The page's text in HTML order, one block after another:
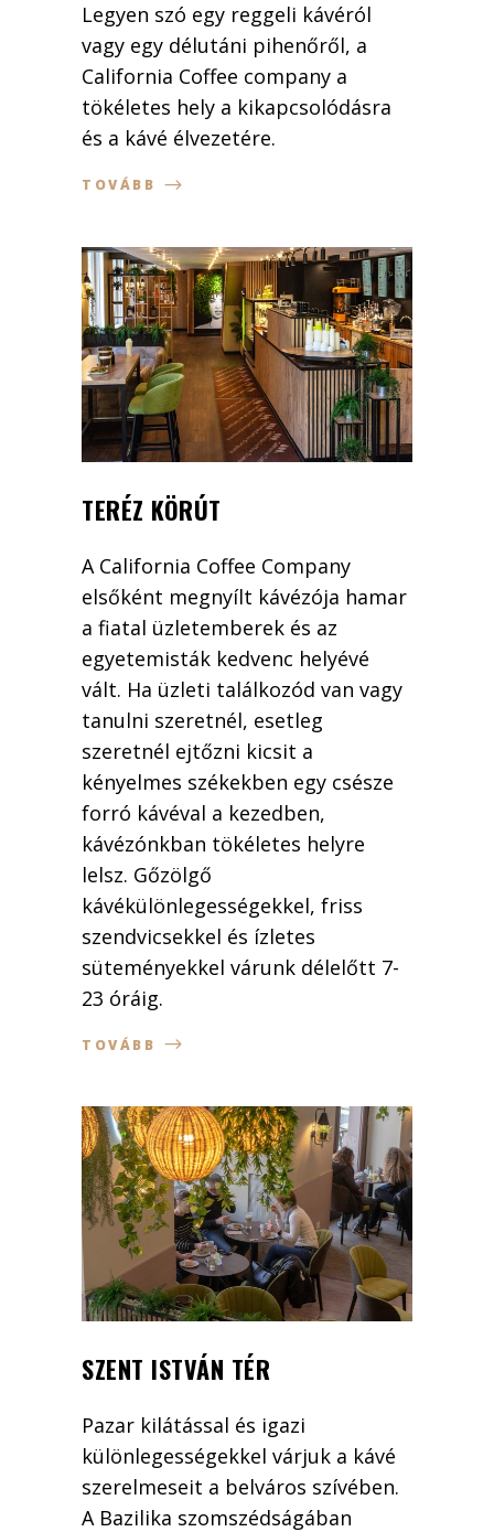
Legyen szó egy reggeli kávéról
vagy egy délutáni pihenőről, a
California Coffee company a
tökéletes hely a kikapcsolódásra
és a kávé élvezetére.
TOVÁBB
TERÉZ KÖRÚT
A California Coffee Company
elsőként megnyílt kávézója hamar
a fiatal üzletemberek és az
egyetemisták kedvenc helyévé
vált. Ha üzleti találkozód van vagy
tanulni szeretnél, esetleg
szeretnél ejtőzni kicsit a
kényelmes székekben egy csésze
forró kávéval a kezedben,
kávézónkban tökéletes helyre
lelsz. Gőzölgő
kávékülönlegességekkel, friss
szendvicsekkel és ízletes
süteményekkel várunk délelőtt 7-
23 óráig.
TOVÁBB
SZENT ISTVÁN TÉR
Pazar kilátással és igazi
különlegességekkel várjuk a kávé
szerelmeseit a belváros szívében.
A Bazilika szomszédságában